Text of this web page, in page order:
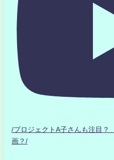
/プロジェクトA子さんも注目
画？/